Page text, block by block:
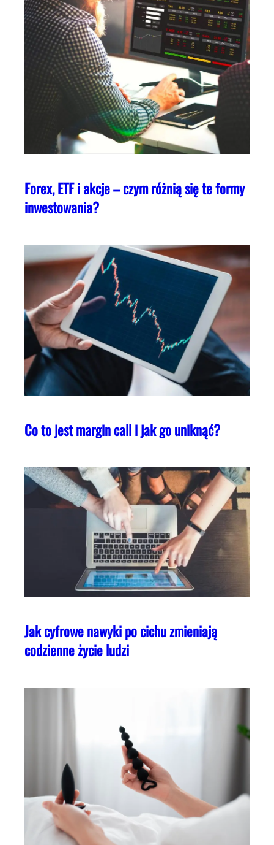
Forex, ETF i akcje – czym różnią się te formy
inwestowania?
Co to jest margin call i jak go uniknąć?
Jak cyfrowe nawyki po cichu zmieniają
codzienne życie ludzi